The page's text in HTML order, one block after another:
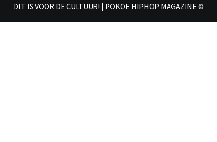
DIT IS VOOR DE CULTUUR! | POKOE HIPHOP MAGAZINE ©